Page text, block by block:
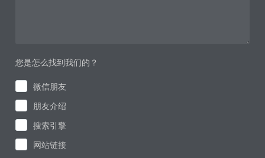
您是怎么找到我们的？
微信朋友
朋友介绍
搜索引擎
网站链接